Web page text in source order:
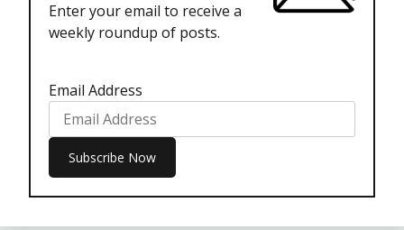
Enter your email to receive a
weekly roundup of posts.
Email Address